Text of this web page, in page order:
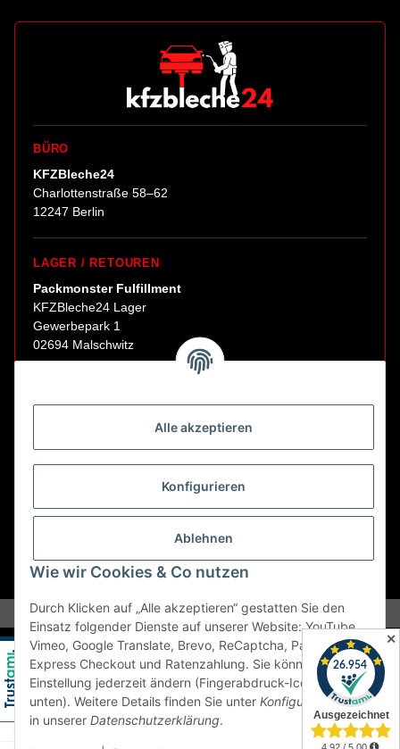
Alle akzeptieren
Konfigurieren
Ablehnen
Wie wir Cookies & Co nutzen
Durch Klicken auf „Alle akzeptieren“ gestatten Sie den
Einsatz folgender Dienste auf unserer Website: YouTube,
Vimeo, Google Translate, Brevo, ReCaptcha, PayPal
Express Checkout und Ratenzahlung. Sie können die
Einstellung jederzeit ändern (Fingerabdruck-Icon links
unten). Weitere Details finden Sie unter Konfigurierenund
in unserer Datenschutzerklärung.
BÜRO
KFZBleche24
Charlottenstraße 58–62
12247 Berlin
LAGER / RETOUREN
Packmonster Fulfillment
KFZBleche24 Lager
Gewerbepark 1
02694 Malschwitz
Abholungen nur nach Terminvereinbarung.
E-Mail:sales@kfzbleche24.de
Vertrag widerrufen
* Alle Preise inkl. gesetzlicher USt., zzgl.Versand
✕